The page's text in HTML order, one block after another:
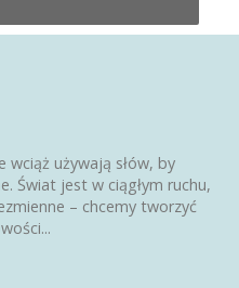
wciąż używają słów, by
Świat jest w ciągłym ruchu,
– chcemy tworzyć